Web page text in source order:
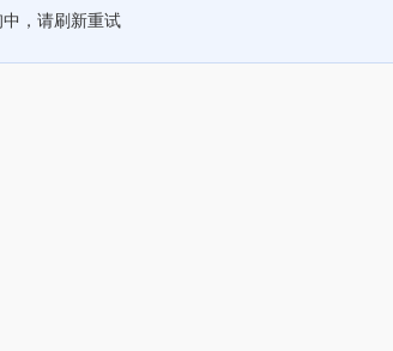
，请刷新重试